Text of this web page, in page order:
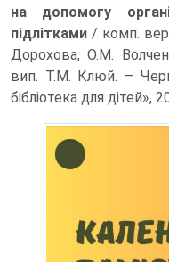
на допомогу
підлітками / комп.
Дорохова, О.М.
вип. Т.М. Клюй. –
бібліотека для дітей»,